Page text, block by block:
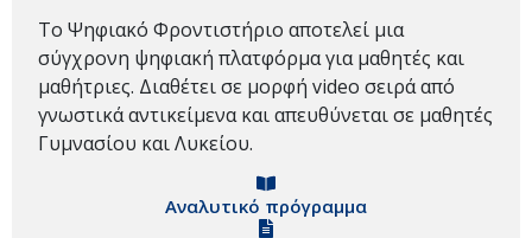
Το Ψηφιακό Φροντιστήριο αποτελεί μια
σύγχρονη ψηφιακή πλατφόρμα για μαθητές και
μαθήτριες. Διαθέτει σε μορφή video σειρά από
γνωστικά αντικείμενα και απευθύνεται σε μαθητές
Γυμνασίου και Λυκείου.
Αναλυτικό πρόγραμμα